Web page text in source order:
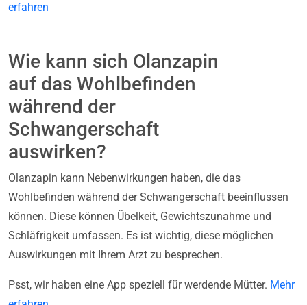
erfahren
Wie kann sich Olanzapin
auf das Wohlbefinden
während der
Schwangerschaft
auswirken?
Olanzapin kann Nebenwirkungen haben, die das
Wohlbefinden während der Schwangerschaft beeinflussen
können. Diese können Übelkeit, Gewichtszunahme und
Schläfrigkeit umfassen. Es ist wichtig, diese möglichen
Auswirkungen mit Ihrem Arzt zu besprechen.
Psst, wir haben eine App speziell für werdende Mütter. Mehr